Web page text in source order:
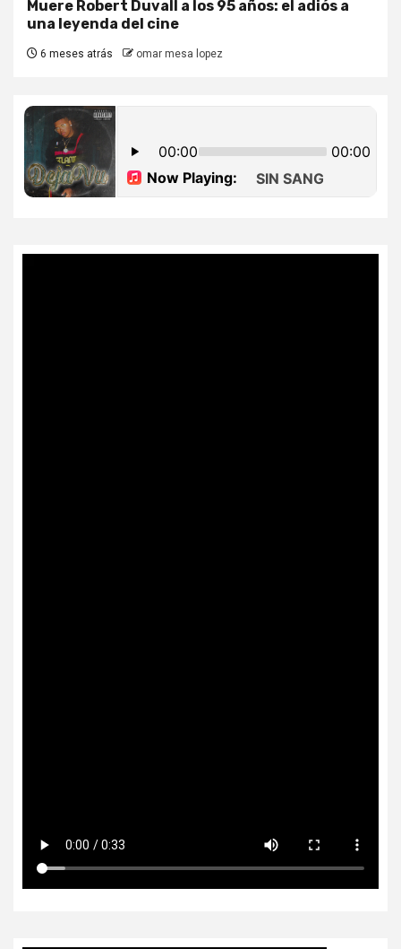
Muere Robert Duvall a los 95 años: el adiós a
una leyenda del cine
6 meses atrás omar mesa lopez